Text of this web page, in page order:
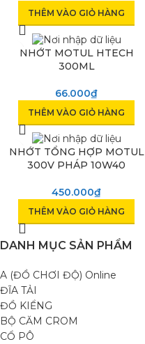
DANH MỤC SẢN PHẨM
A (ĐỒ CHƠI ĐỘ) Online
ĐĨA TẢI
ĐỒ KIỂNG
BỘ CĂM CROM
CỔ PÔ
THÊM VÀO GIỎ HÀNG
NHỚT MOTUL HTECH
300ML
66.000₫
THÊM VÀO GIỎ HÀNG
NHỚT TỔNG HỢP MOTUL
300V PHÁP 10W40
450.000₫
THÊM VÀO GIỎ HÀNG